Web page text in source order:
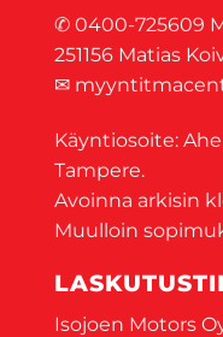
✆ 0400-725609
251156 Matias
✉
Käyntiosoite:
Tampere.
Avoinna arkisin
Muulloin
Isojoen Motors